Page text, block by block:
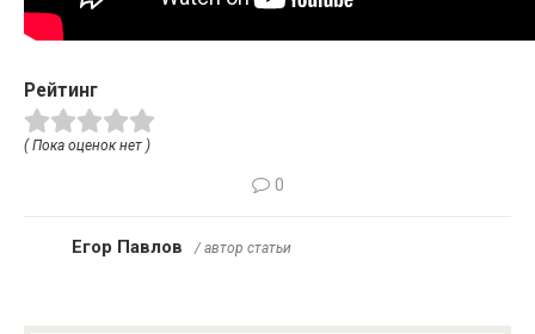
Рейтинг
( Пока оценок нет )
0
Егор Павлов / автор статьи